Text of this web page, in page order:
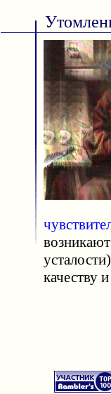
качеству